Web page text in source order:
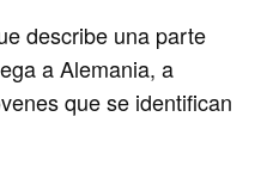
describe una parte
a Alemania, a
que se identifican